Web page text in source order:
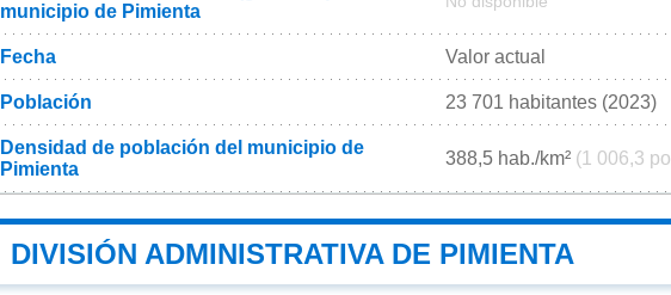
municipio de Pimienta
Fecha Valor actual
Población 23 701 habitantes (2023)
Densidad de población del municipio de
Pimienta
388,5 hab./km² (1 006,3
DIVISIÓN ADMINISTRATIVA DE PIMIENTA